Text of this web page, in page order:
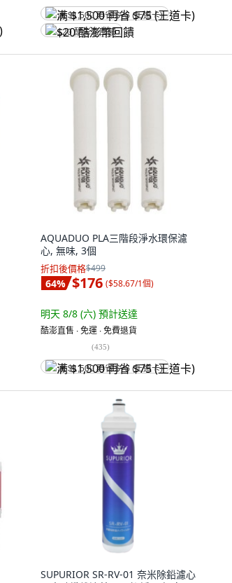
满 $1,500 再省 $75 (王道卡)
$20 酷澎幣回饋
AQUADUO PLA三階段淨水環保濾
心, 無味, 3個
折扣後價格$499
64% $176 ($58.67/1個)
明天 8/8 (六) 預計送達
酷澎直售 ∙ 免運 ∙ 免費退貨
(435)
满 $1,500 再省 $75 (王道卡)
SUPURIOR SR-RV-01 奈米除鉛濾心